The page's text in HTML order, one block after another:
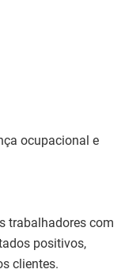
ocupacional e
trabalhadores com
positivos,
clientes.